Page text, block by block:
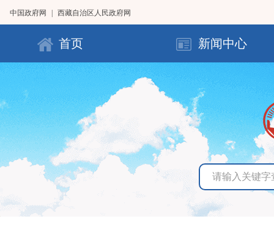
中国政府网 西藏自治区人民政府网
首页 新闻中心